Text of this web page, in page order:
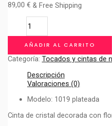
89,00 € & Free Shipping
CRISTAL
PLATEADA
cantidadAÑADIR AL CARRITO
Categoría: Tocados y cintas de
Descripción
Valoraciones (0)
Modelo: 1019 plateada
Cinta de cristal decorada con